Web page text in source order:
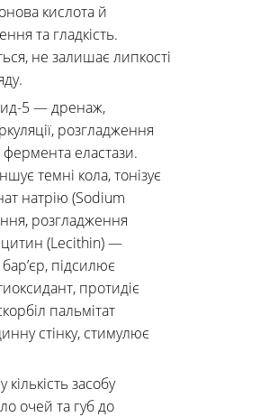
кислота й
та гладкість.
не залишає липкості
5 — дренаж,
розгладження
фермента еластази.
темні кола, тонізує
натрію (Sodium
розгладження
(Lecithin) —
підсилює
протидіє
пальмітат
стінку, стимулює
засобу
очей та губ до